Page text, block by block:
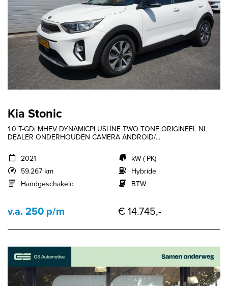
Kia Stonic
1.0 T-GDi MHEV DYNAMICPLUSLINE TWO TONE ORIGINEEL NL
DEALER ONDERHOUDEN CAMERA ANDROID/...
2021
59.267 km
Handgeschakeld
kW ( PK)
Hybride
BTW
v.a. 250 p/m € 14.745,-